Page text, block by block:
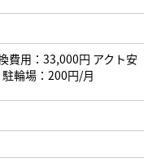
費用：33,000円 アクト安
輪場：200円/月